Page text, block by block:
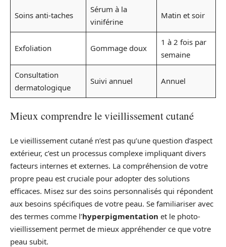
Soins anti-taches
Sérum à la
viniférine
Matin et soir
Exfoliation Gommage doux
1 à 2 fois par
semaine
Consultation
dermatologique
Suivi annuel Annuel
Mieux comprendre le vieillissement cutané
Le vieillissement cutané n’est pas qu’une question d’aspect
extérieur, c’est un processus complexe impliquant divers
facteurs internes et externes. La compréhension de votre
propre peau est cruciale pour adopter des solutions
efficaces. Misez sur des soins personnalisés qui répondent
aux besoins spécifiques de votre peau. Se familiariser avec
des termes comme l’hyperpigmentation et le photo-
vieillissement permet de mieux appréhender ce que votre
peau subit.